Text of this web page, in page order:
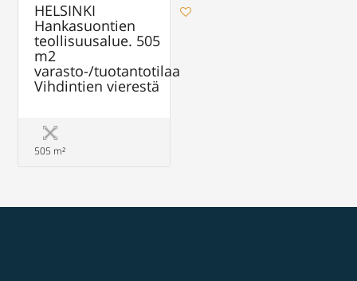
HELSINKI
Hankasuontien
teollisuusalue. 505
m2
varasto-/tuotantotilaa
Vihdintien vierestä
505 m²